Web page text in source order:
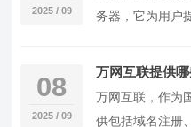
2025 / 09
务器，它为用户
其高速…
08
2025 / 09
万网互联提供
万网互联，作为
供包括域名注册